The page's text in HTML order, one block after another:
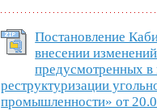
Постановление
внесении
предусмотренных в
реструктуризации
промышленности» от